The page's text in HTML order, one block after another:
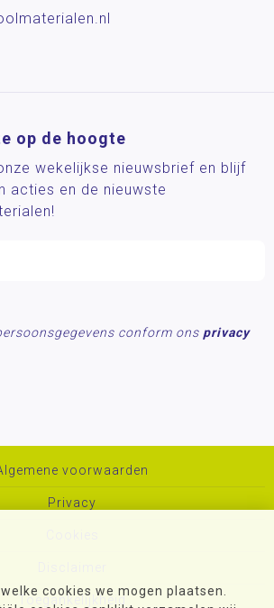
cookies we mogen plaatsen.
op de hoogte
wekelijkse nieuwsbrief en blijf
acties en de nieuwste
conform ons privacy
voorwaarden
Privacy
Toegankelijkheid